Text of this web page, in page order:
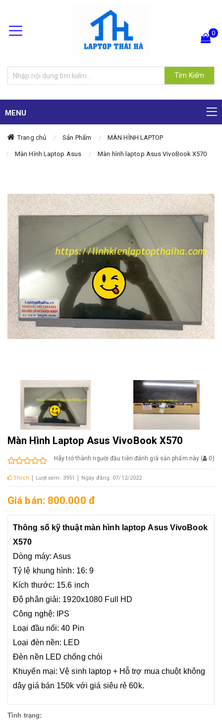
Tìm Kiếm
0
MENU
Trang chủ Sản Phẩm MÀN HÌNH LAPTOP
Màn Hình Laptop Asus Màn hình laptop Asus VivoBook X570
Màn Hình Laptop Asus VivoBook X570
Hãy trở thành người đầu tiên đánh giá sản phẩm này ( 0)
Thích Lượt xem: 3951 Ngày đăng: 07/12/2022
Giá bán: 800.000 đ
Thông số kỹ thuật màn hình laptop Asus VivoBook
X570
Dòng máy: Asus
Tỷ lệ khung hình: 16: 9
Kích thước: 15.6 inch
​Độ phân giải: 1920x1080 Full HD
Công nghệ: IPS
Loại đầu nối: 40 Pin
Loại đèn nền: LED
Đèn nền LED chống chói
Khuyến mại: Vệ sinh laptop + Hỗ trợ mua chuột không
dây giá bán 150k với giá siêu rẻ 60k.
Tình trạng: